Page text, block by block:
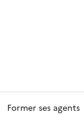
Former ses agents